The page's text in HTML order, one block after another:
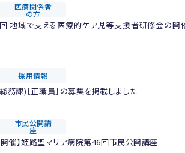
医療関係者
の方
地域で支える医療的ケア児等支援者研修会の開
採用情報
務課)［正職員］の募集を掲載しました
市民公開講
座
催】姫路聖マリア病院第46回市民公開講座